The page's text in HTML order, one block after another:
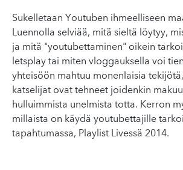
Sukelletaan Youtuben ihmeelliseen
Luennolla selviää, mitä sieltä löytyy,
ja mitä "youtubettaminen" oikein
letsplay tai miten vloggauksella voi
yhteisöön mahtuu monenlaisia
katselijat ovat tehneet joidenkin
hulluimmista unelmista totta. Kerron
millaista on käydä youtubettajille
tapahtumassa, Playlist Livessä 2014.